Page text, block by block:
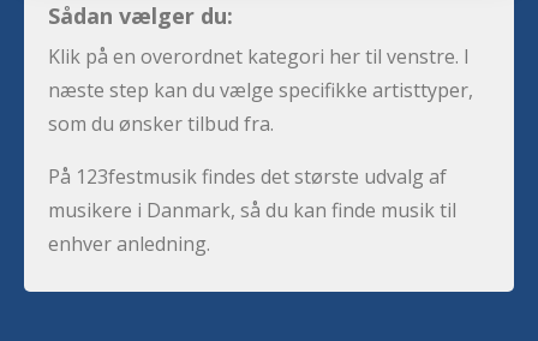
Sådan vælger du:
Klik på en overordnet kategori her til venstre. I
næste step kan du vælge specifikke artisttyper,
som du ønsker tilbud fra.
På 123festmusik findes det største udvalg af
musikere i Danmark, så du kan finde musik til
enhver anledning.